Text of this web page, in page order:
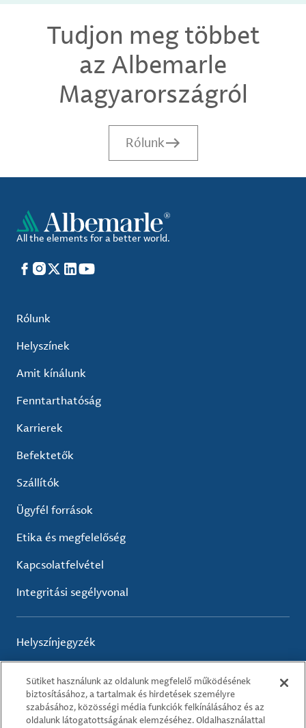
Tudjon meg többet
az Albemarle
Magyarországról
Rólunk
All the elements for a better world.
Facebook
Instagram
X LinkedIn
YouTube
Rólunk
Helyszínek
Amit kínálunk
Fenntarthatóság
Karrierek
Befektetők
Szállítók
Ügyfél források
Etika és megfelelőség
Kapcsolatfelvétel
Integritási segélyvonal
Helyszínjegyzék
Felhasználási feltételek
Adatvédelmi irányelvek
Sütiket használunk az oldalunk megfelelő működésének
biztosításához, a tartalmak és hirdetések személyre
szabásához, közösségi média funkciók felkínálásához és az
oldalunk látogatottságának elemzéséhez. Oldalhasználattal